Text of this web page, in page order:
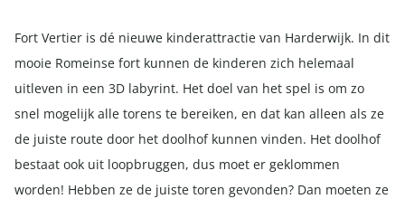
Fort Vertier is dé nieuwe kinderattractie van Harderwijk. In dit
mooie Romeinse fort kunnen de kinderen zich helemaal
uitleven in een 3D labyrint. Het doel van het spel is om zo
snel mogelijk alle torens te bereiken, en dat kan alleen als ze
de juiste route door het doolhof kunnen vinden. Het doolhof
bestaat ook uit loopbruggen, dus moet er geklommen
worden! Hebben ze de juiste toren gevonden? Dan moeten ze